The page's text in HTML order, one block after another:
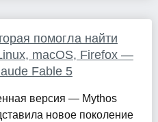
помогла найти
macOS, Firefox —
Fable 5
версия — Mythos
новое поколение